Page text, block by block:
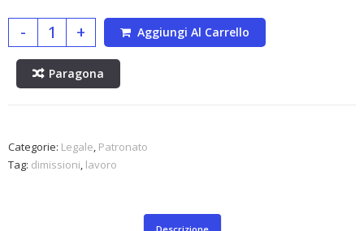
- + Aggiungi Al Carrello
Paragona
Categorie: Legale, Patronato
Tag: dimissioni, lavoro